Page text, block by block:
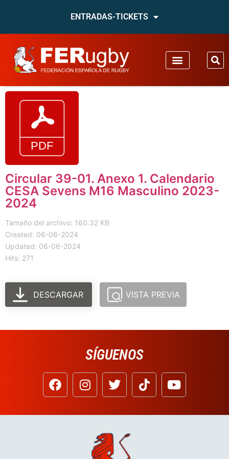
ENTRADAS-TICKETS
Circular 39-01. Anexo 1. Calendario
CESA Sevens M16 Masculino 2023-
2024
Tamaño del archivo: 160.32 KB
Created: 06-06-2024
Updated: 06-06-2024
Hits: 271
DESCARGAR VISTA PREVIA
SÍGUENOS